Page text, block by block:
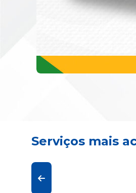
Serviços mais